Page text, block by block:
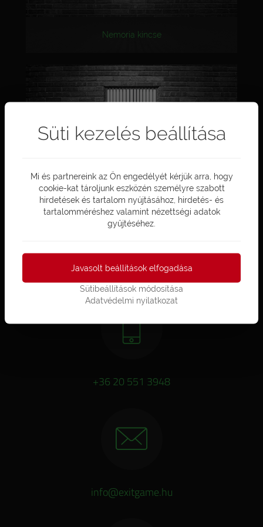
Nemoria kincse
Hotel
+36 20 551 3948
info@exitgame.hu
Süti kezelés beállítása
Mi és partnereink az Ön engedélyét kérjük arra, hogy
cookie-kat tároljunk eszközén személyre szabott
hirdetések és tartalom nyújtásához, hirdetés- és
tartalomméréshez valamint nézettségi adatok
gyűjtéséhez.
Javasolt beállítások elfogadása
Sütibeállítások módosítása
Adatvédelmi nyilatkozat